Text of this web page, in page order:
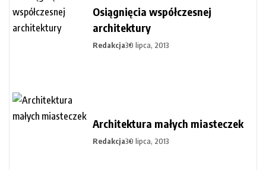
Osiągnięcia współczesnej
architektury
Redakcja30 lipca, 2013
Architektura małych miasteczek
Redakcja30 lipca, 2013